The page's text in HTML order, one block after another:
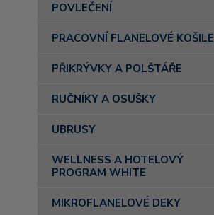
POVLEČENÍ
PRACOVNÍ FLANELOVÉ KOŠILE
PŘIKRÝVKY A POLŠTÁŘE
RUČNÍKY A OSUŠKY
UBRUSY
WELLNESS A HOTELOVÝ
PROGRAM WHITE
MIKROFLANELOVÉ DEKY